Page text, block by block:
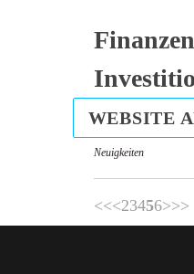
WEBSITE
Neuigkeiten
<<<23456>>>